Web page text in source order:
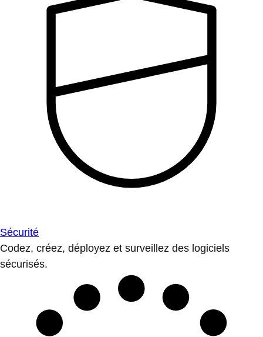
Sécurité
Codez, créez, déployez et surveillez des logiciels
sécurisés.